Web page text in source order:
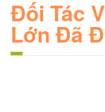
Đối Tác
Lớn Đã